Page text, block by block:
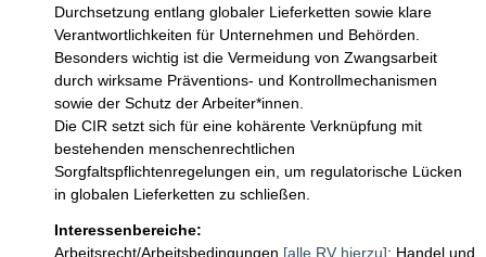
Durchsetzung entlang globaler Lieferketten sowie klare
Verantwortlichkeiten für Unternehmen und Behörden.
Besonders wichtig ist die Vermeidung von Zwangsarbeit
durch wirksame Präventions- und Kontrollmechanismen
sowie der Schutz der Arbeiter*innen.
Die CIR setzt sich für eine kohärente Verknüpfung mit
bestehenden menschenrechtlichen
Sorgfaltspflichtenregelungen ein, um regulatorische Lücken
in globalen Lieferketten zu schließen.
Interessenbereiche:
Arbeitsrecht/Arbeitsbedingungen [alle RV hierzu]; Handel und